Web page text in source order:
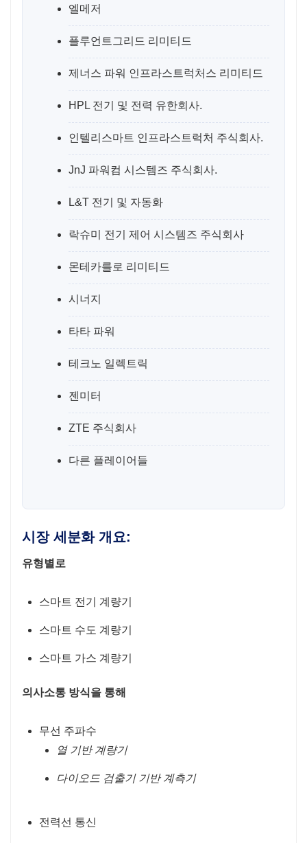
엘메저
플루언트그리드 리미티드
제너스 파워 인프라스트럭처스 리미티드
HPL 전기 및 전력 유한회사.
인텔리스마트 인프라스트럭처 주식회사.
JnJ 파워컴 시스템즈 주식회사.
L&T 전기 및 자동화
락슈미 전기 제어 시스템즈 주식회사
몬테카를로 리미티드
시너지
타타 파워
테크노 일렉트릭
젠미터
ZTE 주식회사
다른 플레이어들
시장 세분화 개요:
유형별로
스마트 전기 계량기
스마트 수도 계량기
스마트 가스 계량기
의사소통 방식을 통해
무선 주파수
열 기반 계량기
다이오드 검출기 기반 계측기
전력선 통신